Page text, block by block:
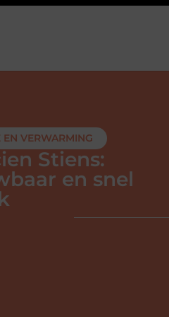
EN VERWARMING
Stiens:
en snel